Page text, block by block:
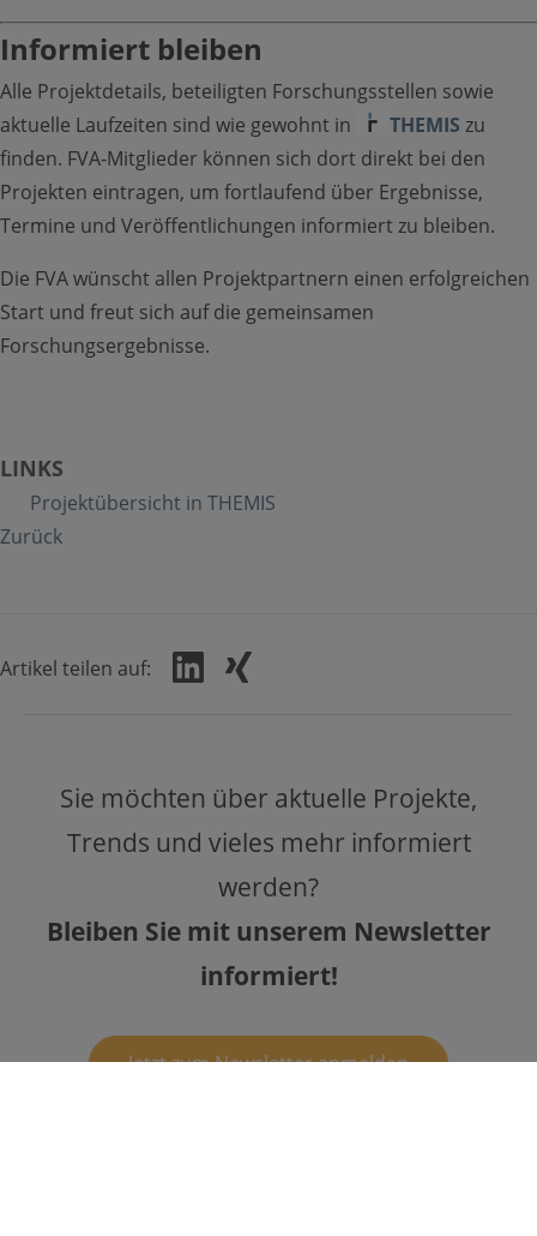
Informiert bleiben
Alle Projektdetails, beteiligten Forschungsstellen sowie
aktuelle Laufzeiten sind wie gewohnt in
THEMIS zu
finden. FVA-Mitglieder können sich dort direkt bei den
Projekten eintragen, um fortlaufend über Ergebnisse,
Termine und Veröffentlichungen informiert zu bleiben.
Die FVA wünscht allen Projektpartnern einen erfolgreichen
Start und freut sich auf die gemeinsamen
Forschungsergebnisse.
LINKS
Projektübersicht in THEMIS
Zurück
Artikel teilen auf:
Sie möchten über aktuelle Projekte,
Trends und vieles mehr informiert
werden?
Bleiben Sie mit unserem Newsletter
informiert!
Jetzt zum Newsletter anmelden